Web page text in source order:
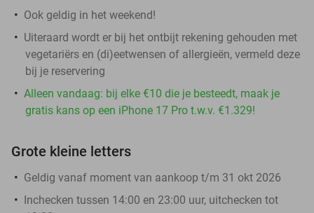
Ook geldig in het weekend!
Uiteraard wordt er bij het ontbijt rekening gehouden met
vegetariërs en (di)eetwensen of allergieën, vermeld deze
bij je reservering
Alleen vandaag: bij elke €10 die je besteedt, maak je
gratis kans op een iPhone 17 Pro t.w.v. €1.329!
Grote kleine letters
Geldig vanaf moment van aankoop t/m 31 okt 2026
Inchecken tussen 14:00 en 23:00 uur, uitchecken tot